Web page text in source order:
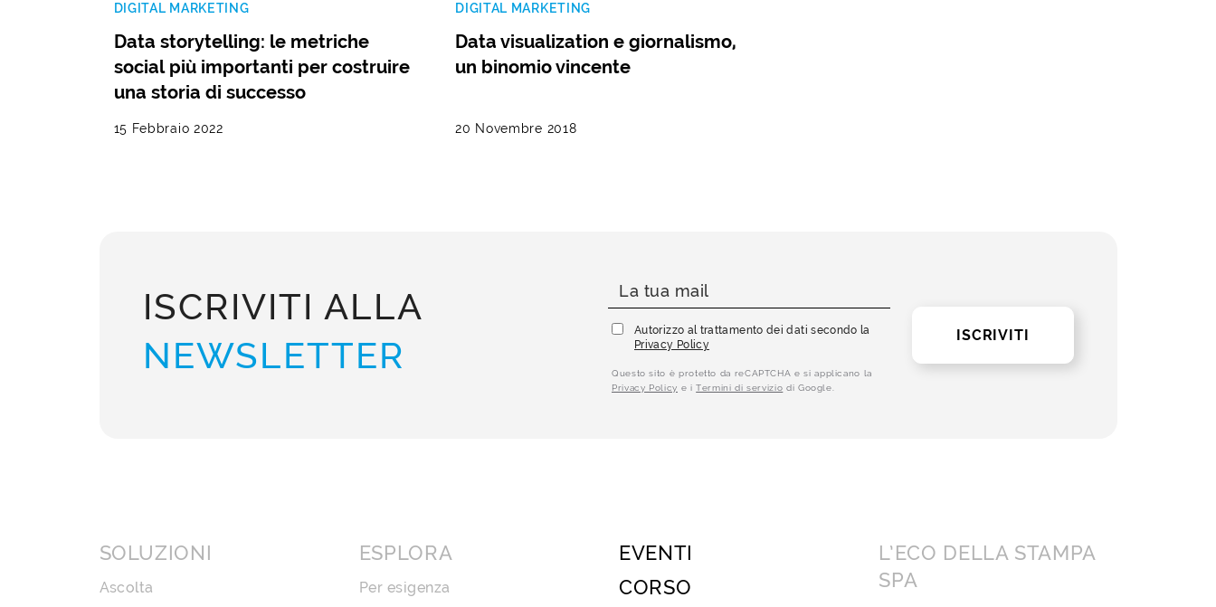
DIGITAL MARKETING
Data storytelling: le metriche
social più importanti per costruire
una storia di successo
15 Febbraio 2022
DIGITAL MARKETING
Data visualization e giornalismo,
un binomio vincente
20 Novembre 2018
ISCRIVITI ALLA
NEWSLETTER
Autorizzo al trattamento dei dati secondo la
Privacy Policy
Questo sito è protetto da reCAPTCHA e si applicano la
Privacy Policy e iTermini di servizio di Google.
ISCRIVITI
SOLUZIONI
Ascolta
ESPLORA
Per esigenza
EVENTI
CORSO
L’ECO DELLA STAMPA
SPA